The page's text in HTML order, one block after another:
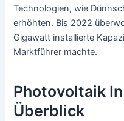
Technologien, wie
erhöhten. Bis 2022
Gigawatt installierte
Marktführer machte.
Photovoltaik
Überblick